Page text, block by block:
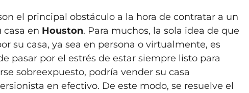
el principal obstáculo a la hora de contratar a un
casa en Houston. Para muchos, la sola idea de que
su casa, ya sea en persona o virtualmente, es
pasar por el estrés de estar siempre listo para
sobreexpuesto, podría vender su casa
en efectivo. De este modo, se resuelve el